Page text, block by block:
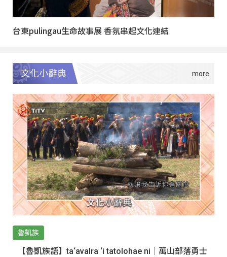
台東pulingau生命故事展 香氛串起文化連結
文化小辭典
魯凱族
【魯凱族語】ta‘avalra ‘i tatolohae ni｜萬山部落勇士